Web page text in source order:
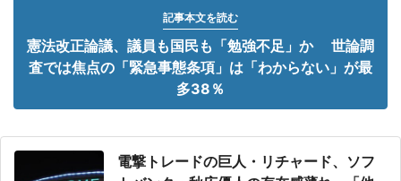
記事本文を読む
憲法改正論議、議員も国民も「勉強不足」か 世論調
査では焦点の「緊急事態条項」は「わからない」が最
多38％
電撃トレードの巨人・リチャード、ソフ